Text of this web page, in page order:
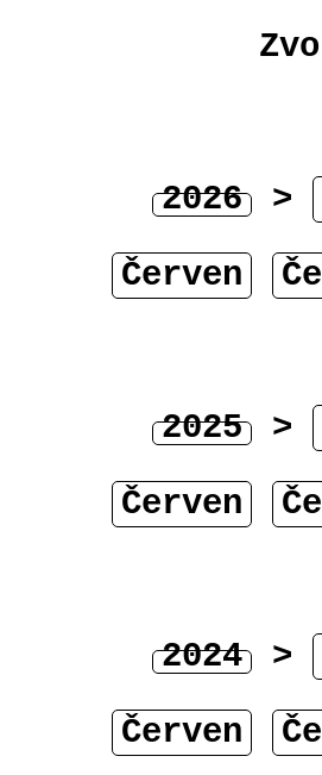
2026 >
Červen
2025 >
Červen
2024 >
Červen